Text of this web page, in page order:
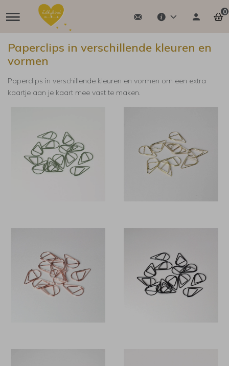
0
Paperclips in verschillende kleuren en
vormen
Paperclips in verschillende kleuren en vormen om een extra
kaartje aan je kaart mee vast te maken.